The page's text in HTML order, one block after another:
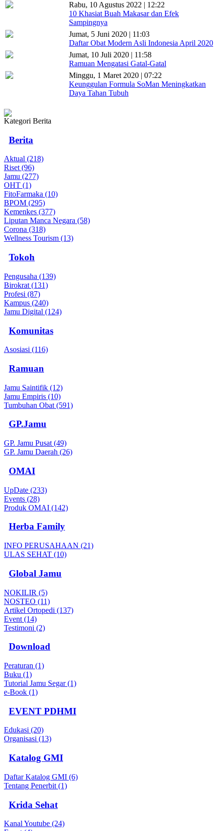
Rabu, 10 Agustus 2022 | 12:22
10 Khasiat Buah Makasar dan Efek
Sampingnya
Jumat, 5 Juni 2020 | 11:03
Daftar Obat Modern Asli Indonesia April 2020
Jumat, 10 Juli 2020 | 11:58
Ramuan Mengatasi Gatal-Gatal
Minggu, 1 Maret 2020 | 07:22
Keunggulan Formula SoMan Meningkatkan
Daya Tahan Tubuh
Kategori Berita
Berita
Aktual (218)
Riset (96)
Jamu (277)
OHT (1)
FitoFarmaka (10)
BPOM (295)
Kemenkes (377)
Liputan Manca Negara (58)
Corona (318)
Wellness Tourism (13)
Tokoh
Pengusaha (139)
Birokrat (131)
Profesi (87)
Kampus (240)
Jamu Digital (124)
Komunitas
Asosiasi (116)
Ramuan
Jamu Saintifik (12)
Jamu Empiris (10)
Tumbuhan Obat (591)
GP.Jamu
GP. Jamu Pusat (49)
GP. Jamu Daerah (26)
OMAI
UpDate (233)
Events (28)
Produk OMAI (142)
Herba Family
INFO PERUSAHAAN (21)
ULAS SEHAT (10)
Global Jamu
NOKILIR (5)
NOSTEO (11)
Artikel Ortopedi (137)
Event (14)
Testimoni (2)
Download
Peraturan (1)
Buku (1)
Tutorial Jamu Segar (1)
e-Book (1)
EVENT PDHMI
Edukasi (20)
Organisasi (13)
Katalog GMI
Daftar Katalog GMI (6)
Tentang Penerbit (1)
Krida Sehat
Kanal Youtube (24)